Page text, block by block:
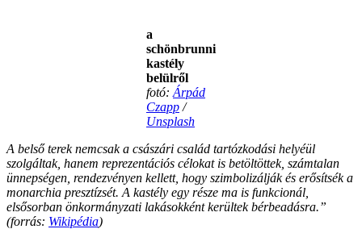
a
schönbrunni
kastély
belülről
fotó: Árpád
Czapp /
Unsplash
A belső terek nemcsak a császári család tartózkodási helyéül
szolgáltak, hanem reprezentációs célokat is betöltöttek, számtalan
ünnepségen, rendezvényen kellett, hogy szimbolizálják és erősítsék a
monarchia presztízsét. A kastély egy része ma is funkcionál,
elsősorban önkormányzati lakásokként kerültek bérbeadásra.”
(forrás: Wikipédia)